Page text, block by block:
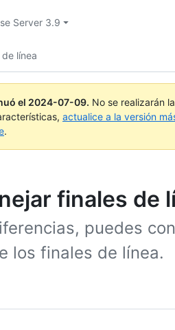
Server 3.9
línea
el 2024-07-09. No se realizarán
actualice a la versión
.
finales de
puedes
los finales de línea.